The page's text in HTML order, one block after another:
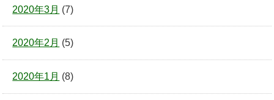
2020年3月 (7)
2020年2月 (5)
2020年1月 (8)